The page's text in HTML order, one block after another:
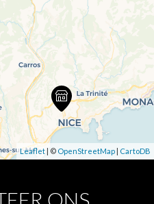
Leaflet| © OpenStreetMap | CartoDB